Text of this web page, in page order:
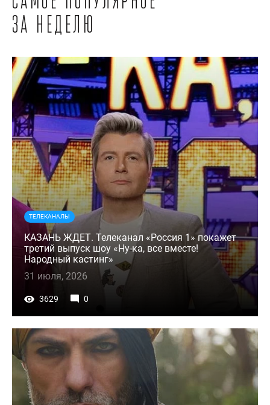
за неделю
ТЕЛЕКАНАЛЫ
КАЗАНЬ ЖДЕТ. Телеканал «Россия 1» покажет
третий выпуск шоу «Ну-ка, все вместе!
Народный кастинг»
31 июля, 2026
3629 0